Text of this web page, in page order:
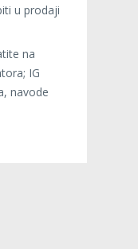
u prodaji
na
IG
navode